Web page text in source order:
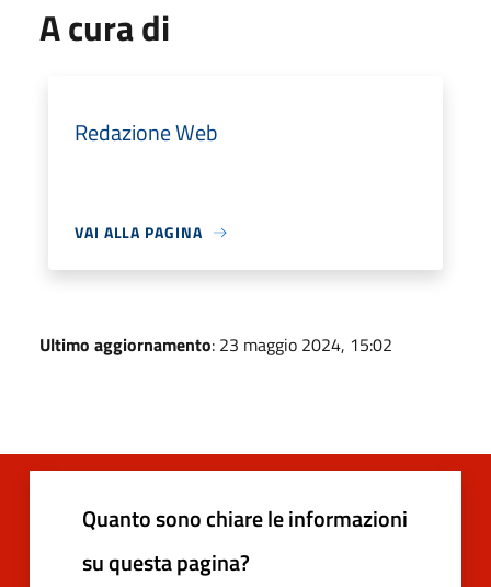
A cura di
Redazione Web
VAI ALLA PAGINA
Ultimo aggiornamento: 23 maggio 2024, 15:02
Quanto sono chiare le informazioni
su questa pagina?